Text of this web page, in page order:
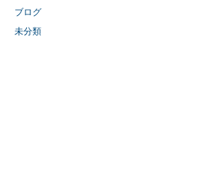
ブログ
未分類